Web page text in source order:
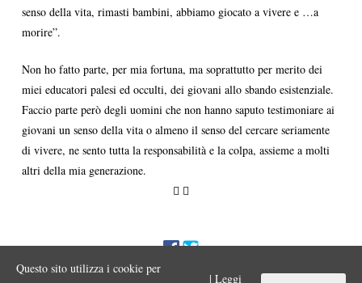
senso della vita, rimasti bambini, abbiamo giocato a vivere e …a
morire”.
Non ho fatto parte, per mia fortuna, ma soprattutto per merito dei
miei educatori palesi ed occulti, dei giovani allo sbando esistenziale.
Faccio parte però degli uomini che non hanno saputo testimoniare ai
giovani un senso della vita o almeno il senso del cercare seriamente
di vivere, ne sento tutta la responsabilità e la colpa, assieme a molti
altri della mia generazione.
ENNIO MORA © 2017 Iniziativa editoriale a scopo divulgativo
Questo sito utilizza i cookie per
| Leggi